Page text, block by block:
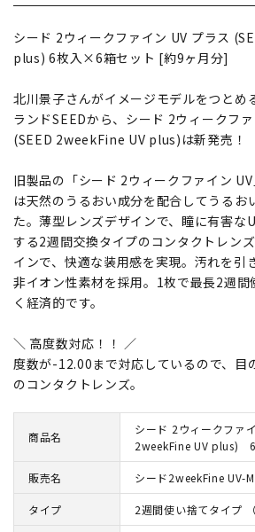
シード 2ウィークファイン UV プラス
plus) 6枚入×6箱セット [約9ヶ月分]
北川景子さんがイメージモデルをつとめ
ランドSEEDから、シード 2ウィークフ
(SEED 2weekFine UV plus)は新発売！
旧製品の「シード 2ウィークファイン
は天然のうるおい成分を配合してうるお
た。薄型レンズデザインで、瞳に有害な
する2週間交換タイプのコンタクトレン
インで、快適な装用感を実現。汚れを引
非イオン性素材を採用。1枚で最長2週間
く経済的です。
＼ 高度数対応！！ ／
度数が-12.00まで対応しているので、目
のコンタクトレンズ。
商品名
シード 2ウィークファ
2weekFine UV plus)
販売名 シード2weekFine UV-M
タイプ 2週間使い捨てタイプ